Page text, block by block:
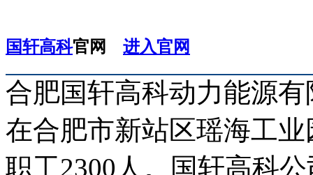
国轩高科官网 进入官网
合肥国轩高科动力能源
在合肥市新站区瑶海工
职工2300人。国轩高科